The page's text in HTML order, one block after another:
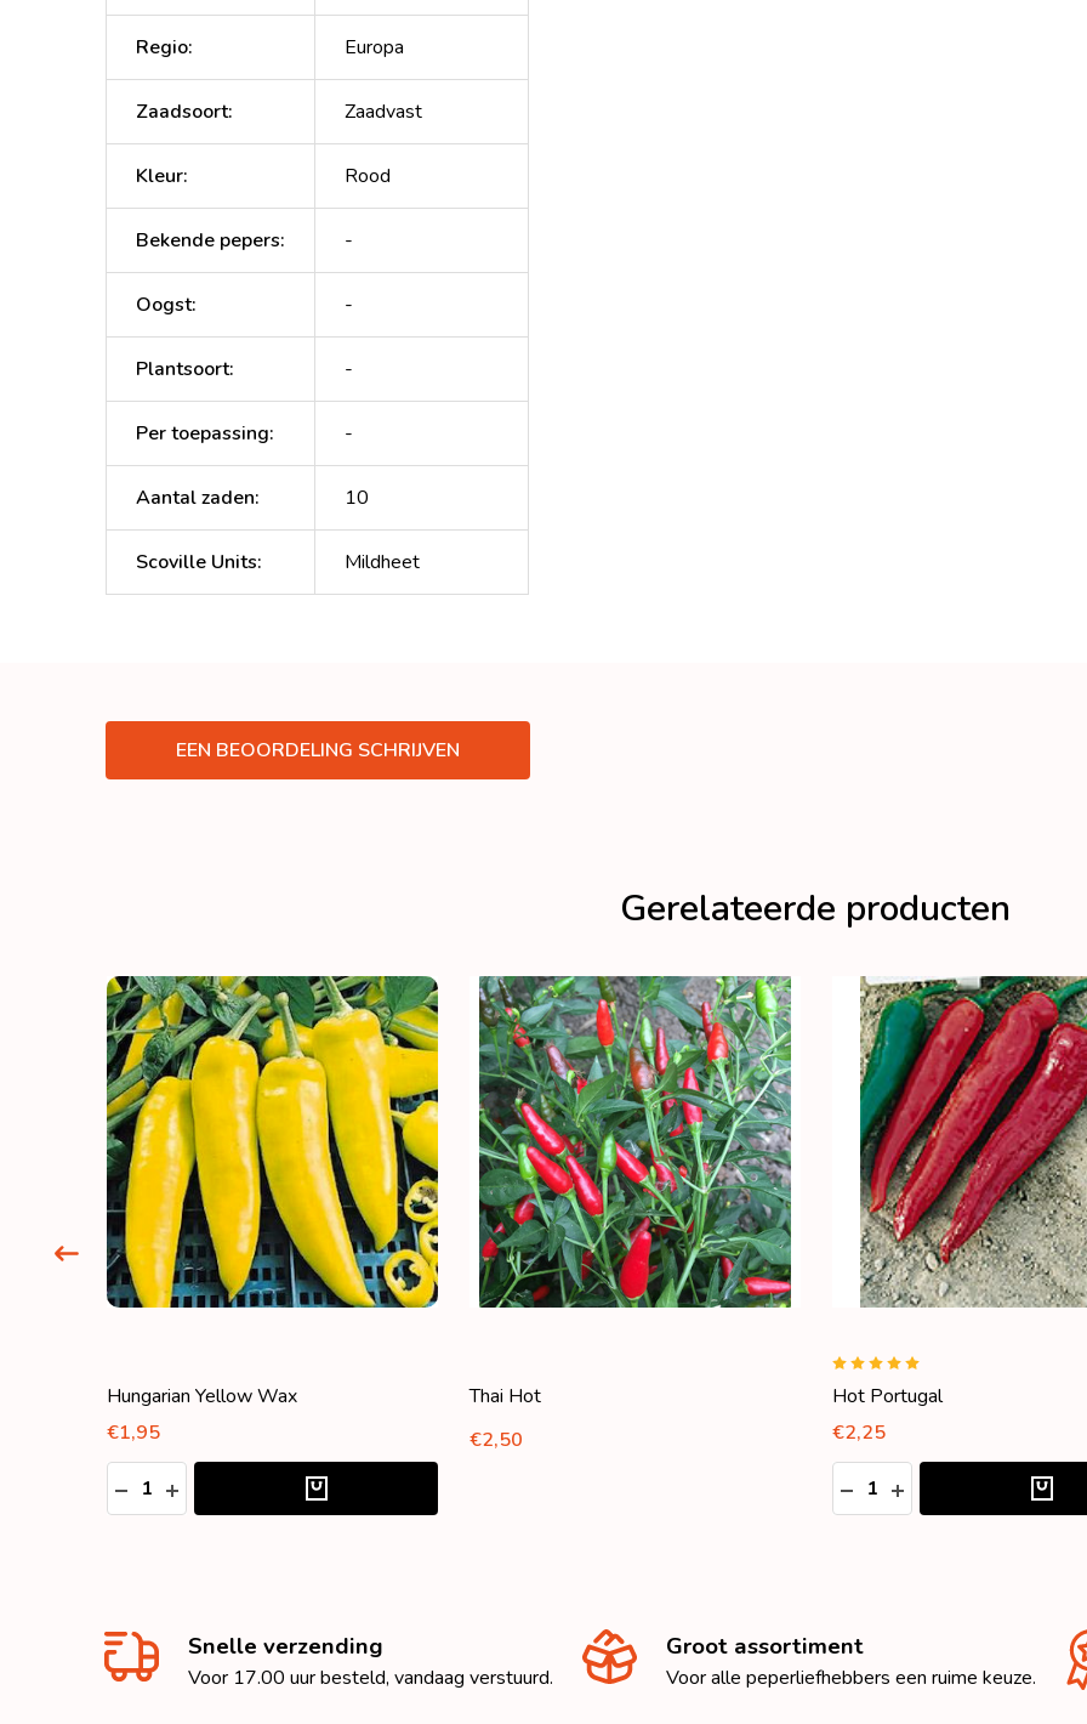
Regio: Europa
Zaadsoort: Zaadvast
Kleur: Rood
Bekende pepers: -
Oogst: -
Plantsoort: -
Per toepassing: -
Aantal zaden: 10
Scoville Units: Mildheet
EEN BEOORDELING SCHRIJVEN
Gerelateerde producten
UNDEFINED
VAN UNDEFINED
Hungarian Yellow Wax
€1,95
Aantal:
HOEVEELHEID VERLAGEN VAN UNDEFINED
HOEVEELHEID VERHOGEN VAN UNDEFINED
Thai Hot
€2,50
Hot Portugal
€2,25
Aantal:
HOEVEELHEID VERLAGEN
HOEVEELHEID
Snelle verzending
Voor 17.00 uur besteld, vandaag verstuurd.
Groot assortiment
Voor alle peperliefhebbers een ruime keuze.